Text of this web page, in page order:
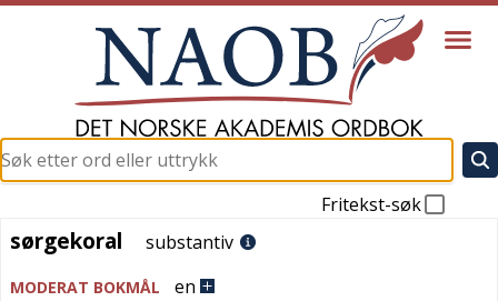
Fritekst-søk
sørgekoral
sørgekoral substantiv
MODERAT BOKMÅL en